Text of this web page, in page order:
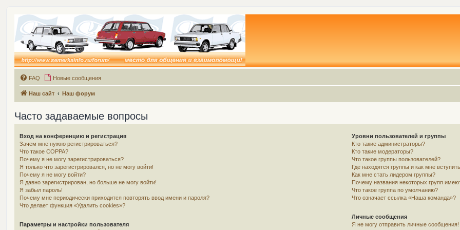
FAQ Новые сообщения
Наш сайт Наш форум
Часто задаваемые вопросы
Вход на конференцию и регистрация
Зачем мне нужно регистрироваться?
Что такое COPPA?
Почему я не могу зарегистрироваться?
Я только что зарегистрировался, но не могу войти!
Почему я не могу войти?
Я давно зарегистрирован, но больше не могу войти!
Я забыл пароль!
Почему мне периодически приходится повторять ввод имени и пароля?
Что делает функция «Удалить cookies»?
Параметры и настройки пользователя
Уровни пользователей и группы
Кто такие администраторы?
Кто такие модераторы?
Что такое группы пользователей?
Где находятся группы и как мне
Как мне стать лидером группы?
Почему названия некоторых групп
Что такое группа по умолчанию?
Что означает ссылка «Наша команда»?
Личные сообщения
Я не могу отправить личные сообщения!